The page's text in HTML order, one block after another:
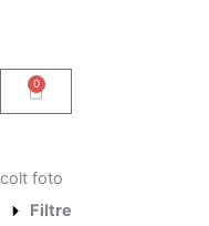
0
Cart
colt foto
Filtre